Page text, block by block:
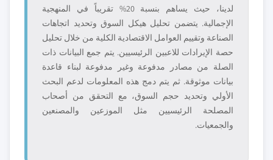
لدينا، حيث يساهم بنسبة 20% تقريباً في المنهجية
الإجمالية. يتضمن تحليل هيكل السوق وتحديد اتجاهات
الصناعة وتقييم العوامل الاقتصادية الكلية من خلال تحليل
حصة الإيرادات للاعبين الرئيسيين. يتم جمع البيانات ذات
الصلة من مصادر مدفوعة وغير مدفوعة لبناء قاعدة
بيانات موثوقة. ثم يتم دمج هذه المعلومات لدعم البحث
الأولي وتحديد حجم السوق، مع التحقق من أصحاب
المصلحة الرئيسيين مثل الموزعين والمصنعين
والجمعيات.